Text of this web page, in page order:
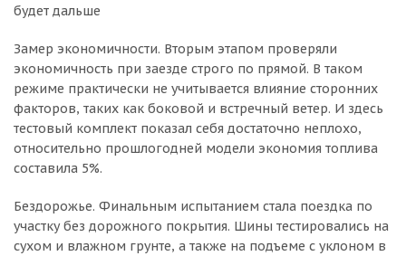
будет дальше
Замер экономичности. Вторым этапом проверяли
экономичность при заезде строго по прямой. В таком
режиме практически не учитывается влияние сторонних
факторов, таких как боковой и встречный ветер. И здесь
тестовый комплект показал себя достаточно неплохо,
относительно прошлогодней модели экономия топлива
составила 5%.
Бездорожье. Финальным испытанием стала поездка по
участку без дорожного покрытия. Шины тестировались на
сухом и влажном грунте, а также на подъеме с уклоном в